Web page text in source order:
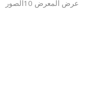
عرض المعرض 10الصور